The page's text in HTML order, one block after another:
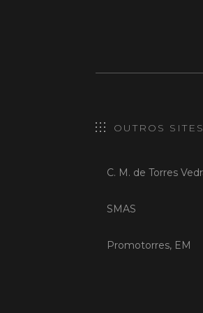
OUTROS
C. M. de Torres
SMAS
Promotorres, EM